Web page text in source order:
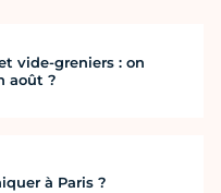
vide-greniers : on
août ?
à Paris ?